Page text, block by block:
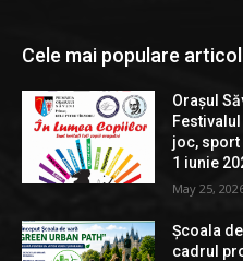
Cele mai populare
Orașul
joc, sport
1 iunie
May 25,
Școala de
cadrul